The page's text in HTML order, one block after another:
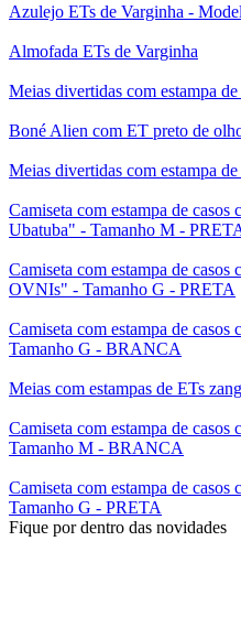
Azulejo ETs de Varginha -
Almofada ETs de Varginha
Meias divertidas com estampa de
Boné Alien com ET preto de
Meias divertidas com estampa
Camiseta com estampa de
Ubatuba" - Tamanho M -
Camiseta com estampa de
OVNIs" - Tamanho G - PRETA
Camiseta com estampa de
Tamanho G - BRANCA
Meias com estampas de ETs
Camiseta com estampa de
Tamanho M - BRANCA
Camiseta com estampa de
Tamanho G - PRETA
Fique por dentro das novidades